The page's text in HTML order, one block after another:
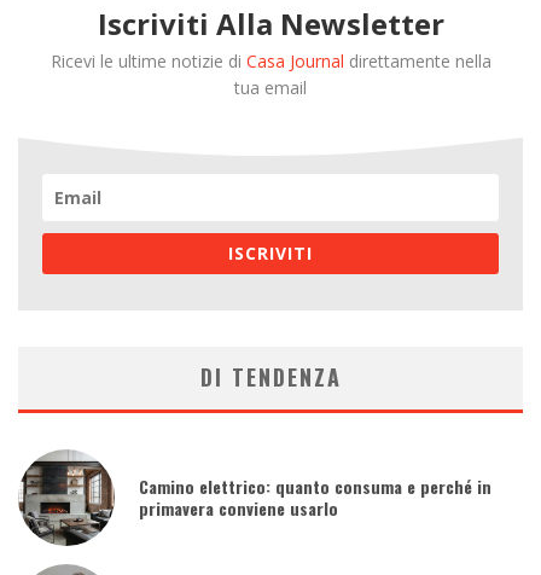
Iscriviti Alla Newsletter
Ricevi le ultime notizie di Casa Journal direttamente nella
tua email
ISCRIVITI
DI TENDENZA
Camino elettrico: quanto consuma e perché in
primavera conviene usarlo